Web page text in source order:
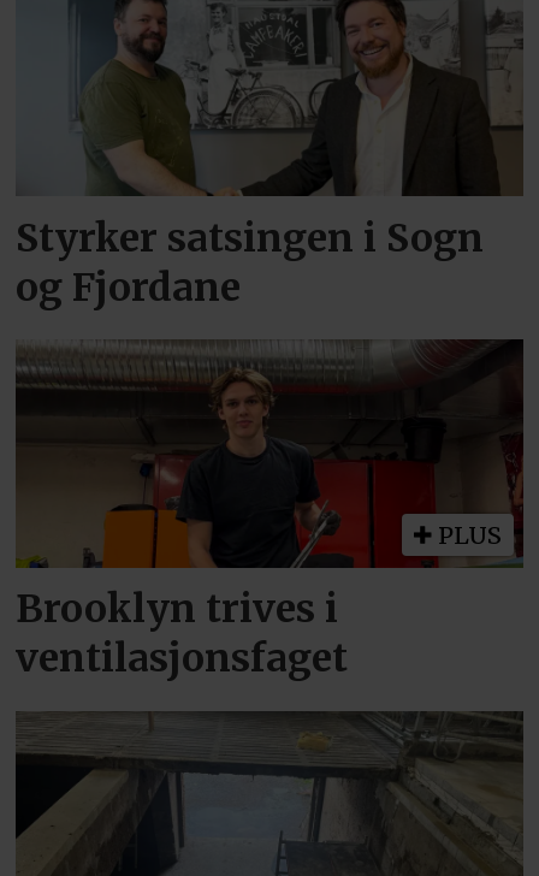
Styrker satsingen i Sogn
og Fjordane
PLUS
Brooklyn trives i
ventilasjonsfaget